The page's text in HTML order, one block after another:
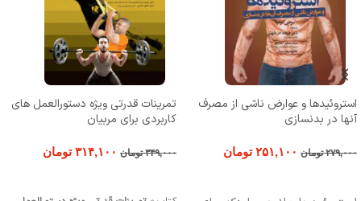
استروئیدها و عوارض ناشی از مصرف
آنها در بدنسازی
۲۷۹,۰۰۰ تومان ۲۵۱,۱۰۰ تومان
تمرینات قدرتی ویژه دستورالعمل های
کاربردی برای مربیان
۳۴۹,۰۰۰ تومان ۳۱۴,۱۰۰ تومان